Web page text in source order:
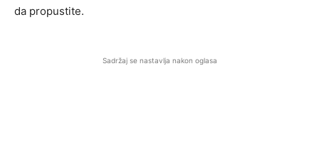
da propustite.
Sadržaj se nastavlja nakon oglasa